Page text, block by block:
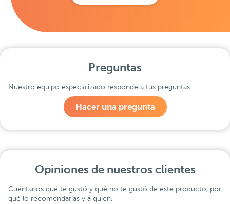
Preguntas
Nuestro equipo especializado responde a tus preguntas
Hacer una pregunta
Opiniones de nuestros clientes
Cuéntanos qué te gustó y qué no te gustó de este producto, por
qué lo recomendarías y a quién.